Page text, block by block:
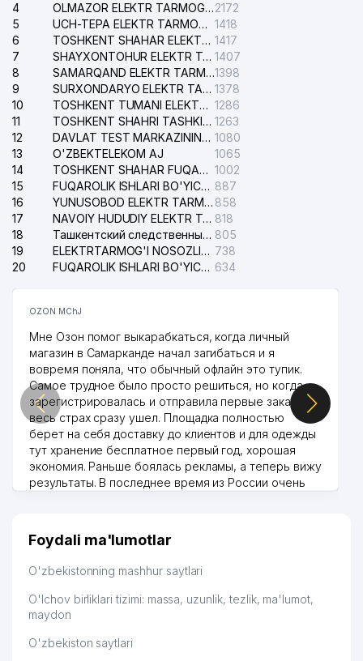
4
OLMAZOR ELEKTR TARMOG'I NOSOZLIKLARI XIZMATI2172
5
UCH-TEPA ELEKTR TARMOG'I NOSOZLIKLARI XIZMATI 1418
6
TOSHKENT SHAHAR ELEKTR TARMOQLARI KORXONASI AJ 1417
7
SHAYXONTOHUR ELEKTR TARMOG'I NOSOZLIKLARINI TUZATISH XIZMATI 1407
8
SAMARQAND ELEKTR TARMOQLARI AJ1398
9
SURXONDARYO ELEKTR TARMOQLARI AJ 1378
10
TOSHKENT TUMANI ELEKTR TARMOG'I AVARIYA XIZMATI 1286
11
TOSHKENT SHAHRI TASHKILOT TELEFONLARI HAQIDA MA'LUMOT BYUROSI 1263
12
DAVLAT TEST MARKAZINING ISHONCH TELEFONLARI 1080
13
O'ZBEKTELEKOM AJ
1065
14
TOSHKENT SHAHAR FUQAROLIK ISHLARI BO'YICHA SUDI 1002
15
FUQAROLIK ISHLARI BO'YICHA YAKKASAROY TUMANLARARO SUDI 887
16
YUNUSOBOD ELEKTR TARMOG'I NOSOZLIKLARI XIZMATI 858
17
NAVOIY HUDUDIY ELEKTR TARMOQLARI KORXONASI AJ 818
18
Ташкентский следственный изолятор 805
19
ELEKTRTARMOG'I NOSOZLIKLARINI TO'ZATISH SERGELI XIZMATI 738
20
FUQAROLIK ISHLARI BO'YICHA UCH-TEPA TUMANI SUDI 634
OZON MChJ
Мне Озон помог выкарабкаться, когда личный
магазин в Самарканде начал загибаться и я
вовремя поняла, что обычный офлайн это тупик.
Самое трудное было просто решиться, но когда
зарегистрировалась и отправила первые заказы,
весь страх сразу ушел. Площадка полностью
берет на себя доставку до клиентов и для одежды
тут хранение бесплатное первый год, хорошая
экономия. Раньше боялась рекламы, а теперь вижу
результаты. В последнее время из России очень
дальше развиваюсь потихоньку😊
Hamida 03.08.2026 12:45:39
Foydali ma'lumotlar
O'zbekistonning mashhur saytlari
O'lchov birliklari tizimi: massa, uzunlik, tezlik, ma'lumot,
maydon
O'zbekiston saytlari